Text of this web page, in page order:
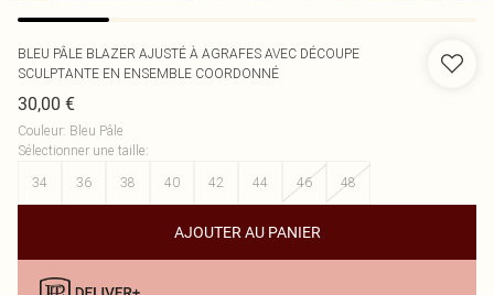
BLEU PÂLE BLAZER AJUSTÉ À AGRAFES AVEC DÉCOUPE
SCULPTANTE EN ENSEMBLE COORDONNÉ
30,00 €
Couleur: Bleu Pâle
Sélectionner une taille:
34
36 38 40 42 44 46 48
AJOUTER AU PANIER